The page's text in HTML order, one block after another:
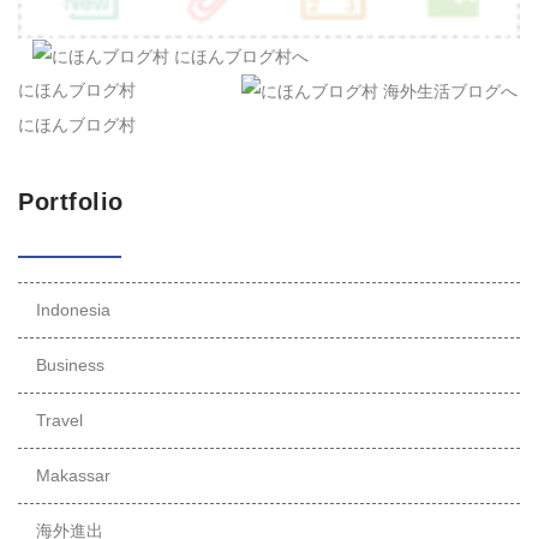
Portfolio
Business
Travel
Makassar
海外進出
Airplane
Fisheries
Contact